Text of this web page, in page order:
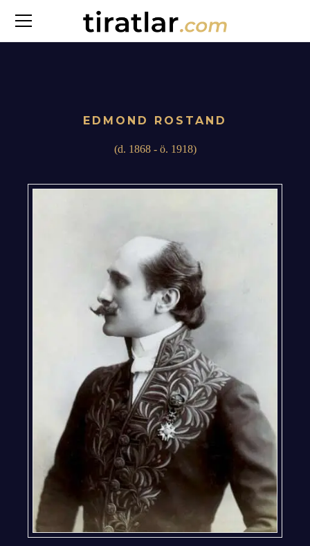
EDMOND ROSTAND
(d. 1868 - ö. 1918)